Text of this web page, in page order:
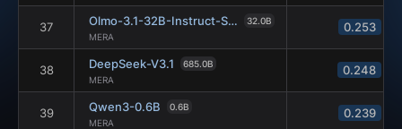
37 Olmo-3.1-32B-Instruct-SFT
32.0B
MERA
0.253
38 DeepSeek-V3.1
685.0B
MERA
0.248
39 Qwen3-0.6B
0.6B
MERA
0.239